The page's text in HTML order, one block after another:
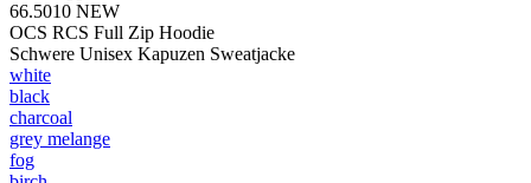
66.5010 NEW
OCS RCS Full Zip Hoodie
Schwere Unisex Kapuzen Sweatjacke
white
black
charcoal
grey melange
fog